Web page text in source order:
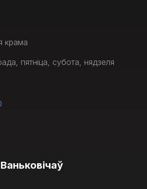
крама
пятніца, субота, нядзеля